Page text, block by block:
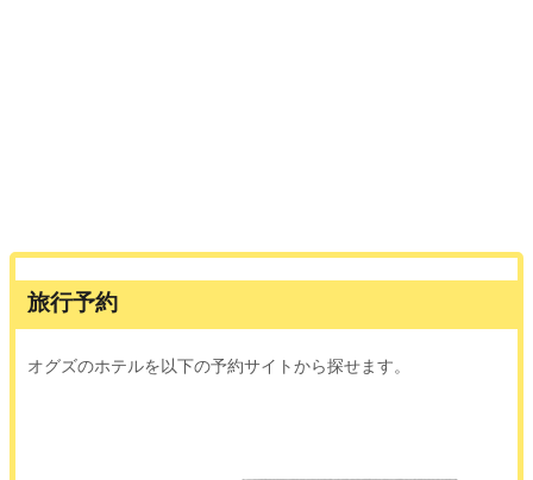
旅行予約
オグズのホテルを以下の予約サイトから探せます。